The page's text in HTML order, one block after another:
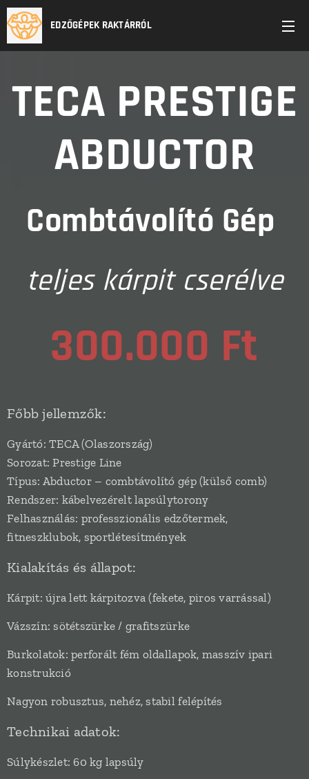
EDZŐGÉPEK RAKTÁRRÓL
TECA PRESTIGE
ABDUCTOR
Combtávolító Gép
teljes kárpit cserélve
300.000 Ft
Főbb jellemzők:
Gyártó: TECA (Olaszország)
Sorozat: Prestige Line
Típus: Abductor – combtávolító gép (külső comb)
Rendszer: kábelvezérelt lapsúlytorony
Felhasználás: professzionális edzőtermek,
fitneszklubok, sportlétesítmények
Kialakítás és állapot:
Kárpit: újra lett kárpitozva (fekete, piros varrással)
Vázszín: sötétszürke / grafitszürke
Burkolatok: perforált fém oldallapok, masszív ipari
konstrukció
Nagyon robusztus, nehéz, stabil felépítés
Technikai adatok:
Súlykészlet: 60 kg lapsúly